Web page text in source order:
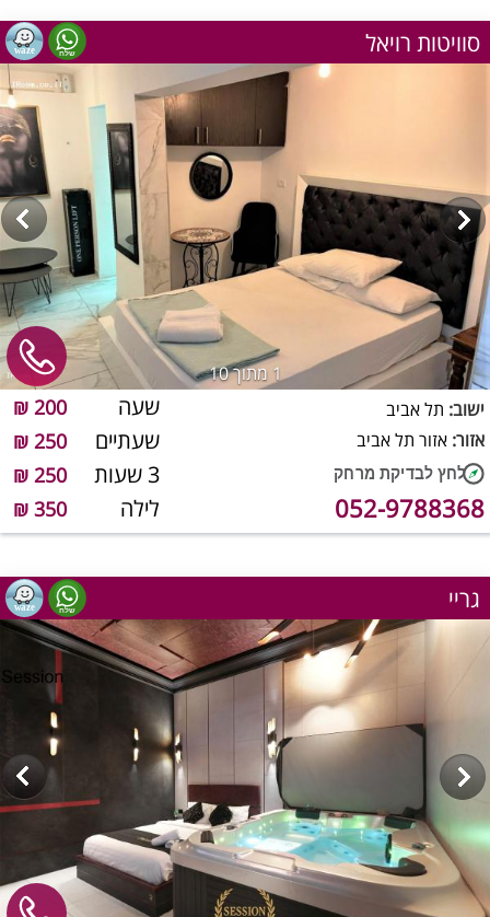
סוויטות רויאל
1 מתוך 10
שעה 200 ₪
שעתיים 250 ₪
3 שעות 250 ₪
לילה 350 ₪
ישוב: תל אביב
אזור: אזור תל אביב
052-9788368
גריי